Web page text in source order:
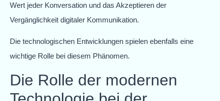
Wert jeder Konversation und das Akzeptieren der
Vergänglichkeit digitaler Kommunikation.
Die technologischen Entwicklungen spielen ebenfalls eine
wichtige Rolle bei diesem Phänomen.
Die Rolle der modernen